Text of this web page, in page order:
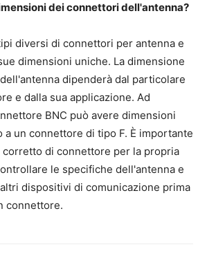
dei connettori dell'antenna?
diversi di connettori per antenna e
dimensioni uniche. La dimensione
dipenderà dal particolare
e dalla sua applicazione. Ad
BNC può avere dimensioni
un connettore di tipo F. È importante
di connettore per la propria
le specifiche dell'antenna e
dispositivi di comunicazione prima
connettore.